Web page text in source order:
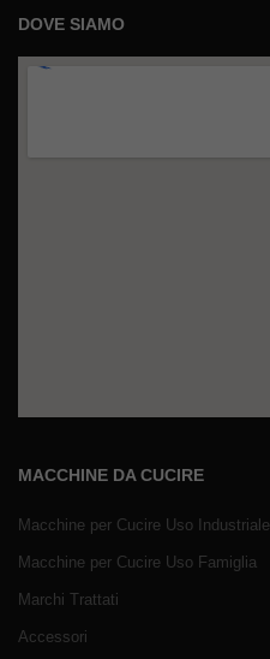
DOVE SIAMO
MACCHINE DA CUCIRE
Macchine per Cucire Uso Industriale
Macchine per Cucire Uso Famiglia
Marchi Trattati
Accessori